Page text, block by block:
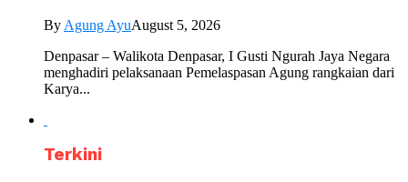
By Agung AyuAugust 5, 2026
Denpasar – Walikota Denpasar, I Gusti Ngurah Jaya Negara
menghadiri pelaksanaan Pemelaspasan Agung rangkaian dari
Karya...
Terkini